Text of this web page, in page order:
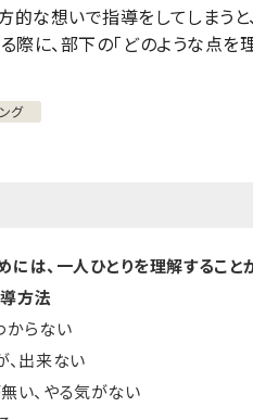
な想いで指導をしてしまう
際に、部下の「どのような点を
グ
は、一人ひとりを理解することか
方法
からない
、出来ない
い、やる気がない